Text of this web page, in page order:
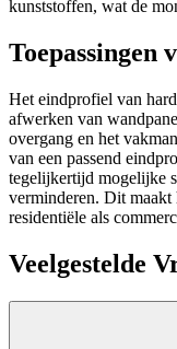
kunststoffen, wat de
Toepassingen
Het eindprofiel van
afwerken van
overgang en het
van een passend
tegelijkertijd mogelijke
verminderen. Dit
residentiële als
Veelgestelde